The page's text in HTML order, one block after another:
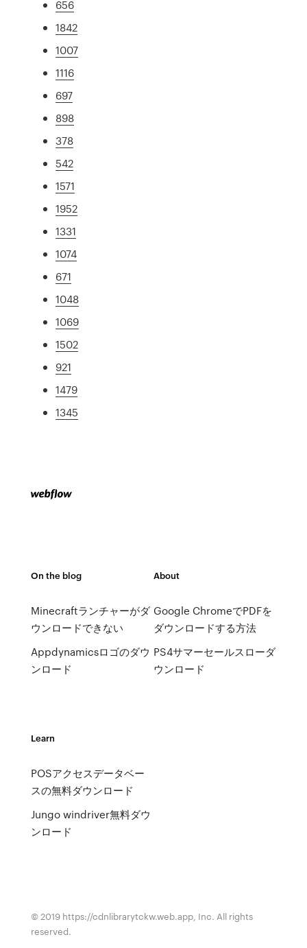
656
1842
1007
1116
697
898
378
542
1571
1952
1331
1074
671
1048
1069
1502
921
1479
1345
On the blog
Minecraftランチャーがダ
ウンロードできない
Appdynamicsロゴのダウ
ンロード
About
Google ChromeでPDFを
ダウンロードする方法
PS4サマーセールスローダ
ウンロード
Learn
POSアクセスデータベー
スの無料ダウンロード
Jungo windriver無料ダウ
ンロード
© 2019 https://cdnlibrarytckw.web.app, Inc. All rights
reserved.